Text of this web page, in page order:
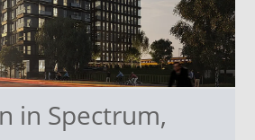
in Spectrum,